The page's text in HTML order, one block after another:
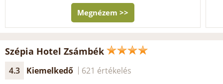
Megnézem >>
Szépia Hotel Zsámbék
4.3 Kiemelkedő 621 értékelés